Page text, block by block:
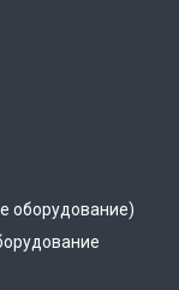
оборудование)